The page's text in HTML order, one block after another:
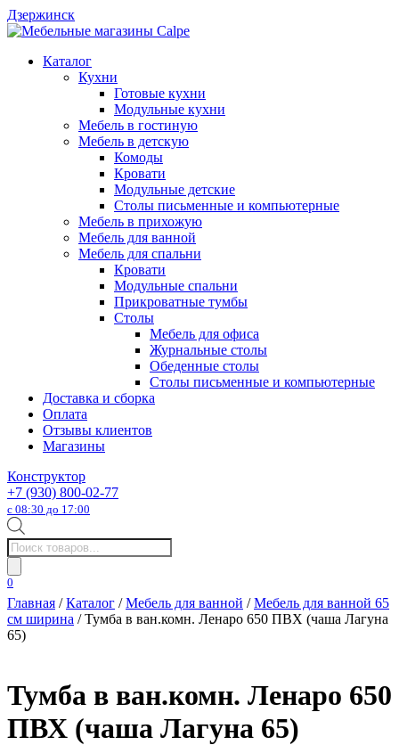
Дзержинск
Каталог
Кухни
Готовые кухни
Модульные кухни
Мебель в гостиную
Мебель в детскую
Комоды
Кровати
Модульные детские
Столы письменные и компьютерные
Мебель в прихожую
Мебель для ванной
Мебель для спальни
Кровати
Модульные спальни
Прикроватные тумбы
Столы
Мебель для офиса
Журнальные столы
Обеденные столы
Столы письменные и компьютерные
Доставка и сборка
Оплата
Отзывы клиентов
Магазины
Конструктор
+7 (930) 800-02-77
с 08:30 до 17:00
Поиск
товаров
0
Главная /Каталог /Мебель для ванной /Мебель для ванной 65
см ширина / Тумба в ван.комн. Ленаро 650 ПВХ (чаша Лагуна
65)
Тумба в ван.комн. Ленаро 650
ПВХ (чаша Лагуна 65)